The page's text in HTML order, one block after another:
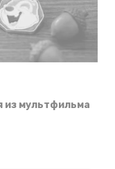
из мультфильма